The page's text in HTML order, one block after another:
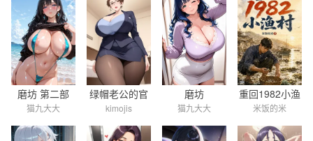
磨坊 第二部
猫九大大
绿帽老公的官
妻
kimojis
磨坊
猫九大大
重回1982小渔
村
米饭的米